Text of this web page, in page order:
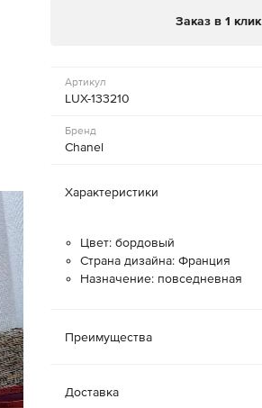
Заказ в 1 клик
Артикул
LUX-133210
Бренд
Chanel
Характеристики
Цвет: бордовый
Страна дизайна: Франция
Назначение: повседневная
Преимущества
Доставка